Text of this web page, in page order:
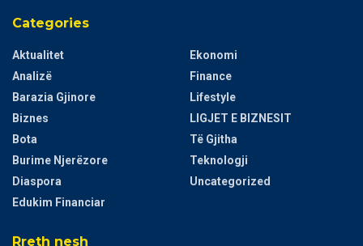
Categories
Aktualitet
Analizë
Barazia Gjinore
Biznes
Bota
Burime Njerëzore
Diaspora
Edukim Financiar
Ekonomi
Finance
Lifestyle
LIGJET E BIZNESIT
Të Gjitha
Teknologji
Uncategorized
Rreth nesh